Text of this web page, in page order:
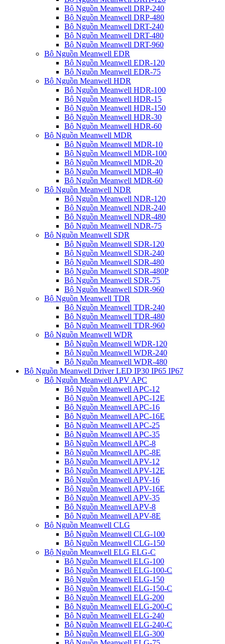
Bộ Nguồn Meanwell DRP-240
Bộ Nguồn Meanwell DRP-480
Bộ Nguồn Meanwell DRT-240
Bộ Nguồn Meanwell DRT-480
Bộ Nguồn Meanwell DRT-960
Bộ Nguồn Meanwell EDR
Bộ Nguồn Meanwell EDR-120
Bộ Nguồn Meanwell EDR-75
Bộ Nguồn Meanwell HDR
Bộ Nguồn Meanwell HDR-100
Bộ Nguồn Meanwell HDR-15
Bộ Nguồn Meanwell HDR-150
Bộ Nguồn Meanwell HDR-30
Bộ Nguồn Meanwell HDR-60
Bộ Nguồn Meanwell MDR
Bộ Nguồn Meanwell MDR-10
Bộ Nguồn Meanwell MDR-100
Bộ Nguồn Meanwell MDR-20
Bộ Nguồn Meanwell MDR-40
Bộ Nguồn Meanwell MDR-60
Bộ Nguồn Meanwell NDR
Bộ Nguồn Meanwell NDR-120
Bộ Nguồn Meanwell NDR-240
Bộ Nguồn Meanwell NDR-480
Bộ Nguồn Meanwell NDR-75
Bộ Nguồn Meanwell SDR
Bộ Nguồn Meanwell SDR-120
Bộ Nguồn Meanwell SDR-240
Bộ Nguồn Meanwell SDR-480
Bộ Nguồn Meanwell SDR-480P
Bộ Nguồn Meanwell SDR-75
Bộ Nguồn Meanwell SDR-960
Bộ Nguồn Meanwell TDR
Bộ Nguồn Meanwell TDR-240
Bộ Nguồn Meanwell TDR-480
Bộ Nguồn Meanwell TDR-960
Bộ Nguồn Meanwell WDR
Bộ Nguồn Meanwell WDR-120
Bộ Nguồn Meanwell WDR-240
Bộ Nguồn Meanwell WDR-480
Bộ Nguồn Meanwell Driver LED IP30 IP65 IP67
Bộ Nguồn Meanwell APV APC
Bộ Nguồn Meanwell APC-12
Bộ Nguồn Meanwell APC-12E
Bộ Nguồn Meanwell APC-16
Bộ Nguồn Meanwell APC-16E
Bộ Nguồn Meanwell APC-25
Bộ Nguồn Meanwell APC-35
Bộ Nguồn Meanwell APC-8
Bộ Nguồn Meanwell APC-8E
Bộ Nguồn Meanwell APV-12
Bộ Nguồn Meanwell APV-12E
Bộ Nguồn Meanwell APV-16
Bộ Nguồn Meanwell APV-16E
Bộ Nguồn Meanwell APV-35
Bộ Nguồn Meanwell APV-8
Bộ Nguồn Meanwell APV-8E
Bộ Nguồn Meanwell CLG
Bộ Nguồn Meanwell CLG-100
Bộ Nguồn Meanwell CLG-150
Bộ Nguồn Meanwell ELG ELG-C
Bộ Nguồn Meanwell ELG-100
Bộ Nguồn Meanwell ELG-100-C
Bộ Nguồn Meanwell ELG-150
Bộ Nguồn Meanwell ELG-150-C
Bộ Nguồn Meanwell ELG-200
Bộ Nguồn Meanwell ELG-200-C
Bộ Nguồn Meanwell ELG-240
Bộ Nguồn Meanwell ELG-240-C
Bộ Nguồn Meanwell ELG-300